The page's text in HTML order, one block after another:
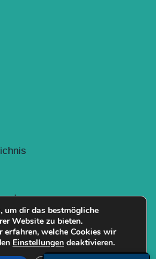
um dir das bestmögliche
Website zu bieten.
erfahren, welche Cookies wir
Einstellungen deaktivieren.